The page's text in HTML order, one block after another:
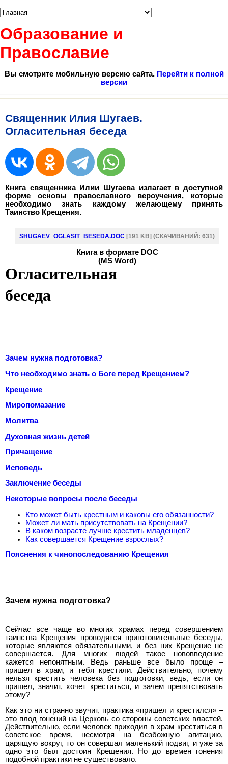
Образование и
Православие
Вы смотрите мобильную версию сайта. Перейти к полной
версии
Священник Илия Шугаев.
Огласительная беседа
Книга священника Илии Шугаева излагает в доступной
форме основы православного вероучения, которые
необходимо знать каждому желающему принять
Таинство Крещения.
SHUGAEV_OGLASIT_BESEDA.DOC [191 KB] (CКАЧИВАНИЙ: 631)
Книга в формате DOC
(MS Word)
Огласительная
беседа
Зачем нужна подготовка?
Что необходимо знать о Боге перед Крещением?
Крещение
Миропомазание
Молитва
Духовная жизнь детей
Причащение
Исповедь
Заключение беседы
Некоторые вопросы после беседы
Кто может быть крестным и каковы его обязанности?
Может ли мать присутствовать на Крещении?
В каком возрасте лучше крестить младенцев?
Как совершается Крещение взрослых?
Пояснения к чинопоследованию Крещения
Зачем нужна подготовка?
Сейчас все чаще во многих храмах перед совершением
таинства Крещения проводятся приготовительные беседы,
которые являются обязательными, и без них Крещение не
совершается. Для многих людей такое нововведение
кажется непонятным. Ведь раньше все было проще –
пришел в храм, и тебя крестили. Действительно, почему
нельзя крестить человека без подготовки, ведь, если он
пришел, значит, хочет креститься, и зачем препятствовать
этому?
Как это ни странно звучит, практика «пришел и крестился» –
это плод гонений на Церковь со стороны советских властей.
Действительно, если человек приходил в храм креститься в
советское время, несмотря на безбожную агитацию,
царящую вокруг, то он совершал маленький подвиг, и уже за
одно это был достоин Крещения. Но до времен гонения
подобной практики не существовало.